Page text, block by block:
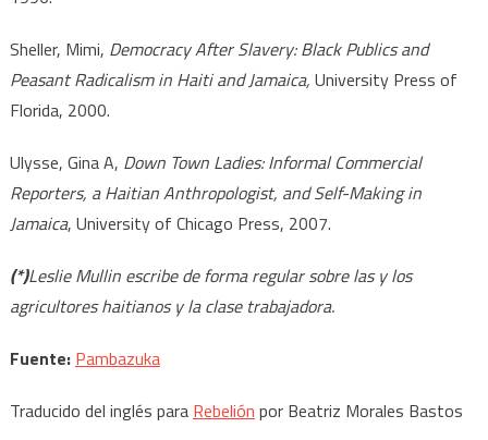
Sheller, Mimi, Democracy After Slavery: Black Publics and
Peasant Radicalism in Haiti and Jamaica, University Press of
Florida, 2000.
Ulysse, Gina A, Down Town Ladies: Informal Commercial
Reporters, a Haitian Anthropologist, and Self-Making in
Jamaica, University of Chicago Press, 2007.
(*)Leslie Mullin escribe de forma regular sobre las y los
agricultores haitianos y la clase trabajadora.
Fuente: Pambazuka
Traducido del inglés para Rebelión por Beatriz Morales Bastos